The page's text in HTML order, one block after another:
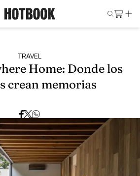
TRAVEL
Home: Donde los
crean memorias